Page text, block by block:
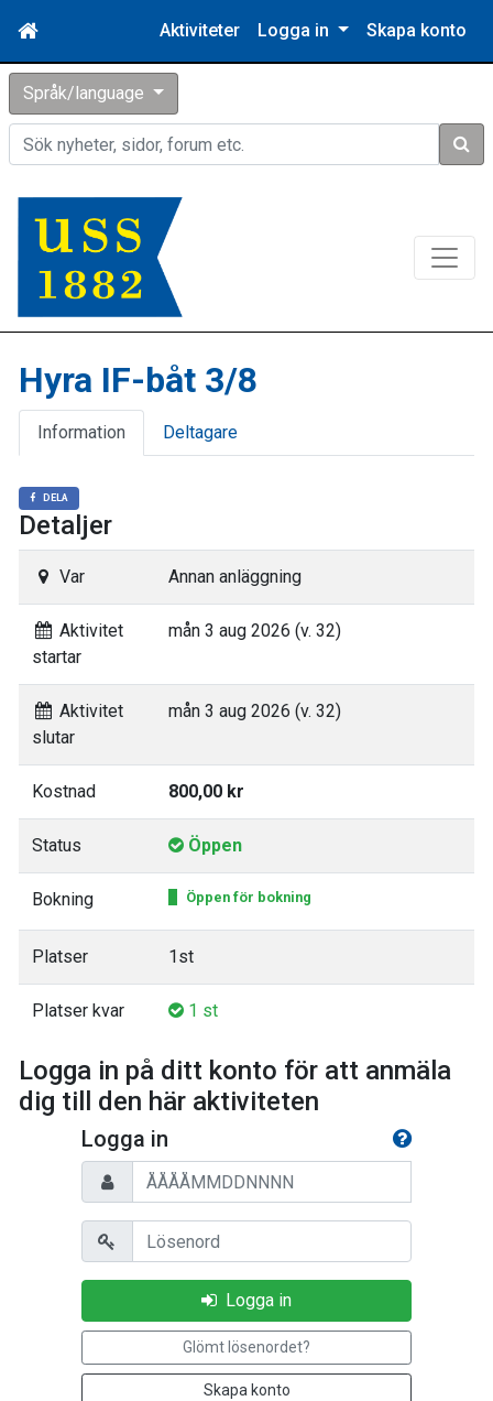
Aktiviteter Logga in Skapa konto
Språk/language
Sök
Hyra IF-båt 3/8
Information Deltagare
DELA
Detaljer
Var Annan anläggning
Aktivitet
startar
mån 3 aug 2026 (v. 32)
Aktivitet
slutar
mån 3 aug 2026 (v. 32)
Kostnad 800,00 kr
Status Öppen
Bokning Öppen för bokning
Platser 1st
Platser kvar 1 st
Logga in på ditt konto för att anmäla
dig till den här aktiviteten
Logga in
Personnummer
Lösenord
Logga in
Glömt lösenordet?
Skapa konto